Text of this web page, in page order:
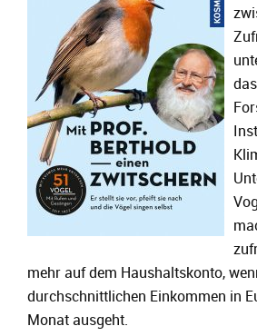
mehr auf dem Haushaltskonto,
durchschnittlichen Einkommen in
Monat ausgeht.